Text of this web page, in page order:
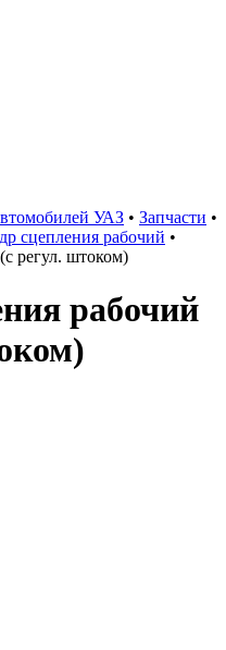
УАЗ • Запчасти •
сцепления рабочий •
регул. штоком)
рабочий